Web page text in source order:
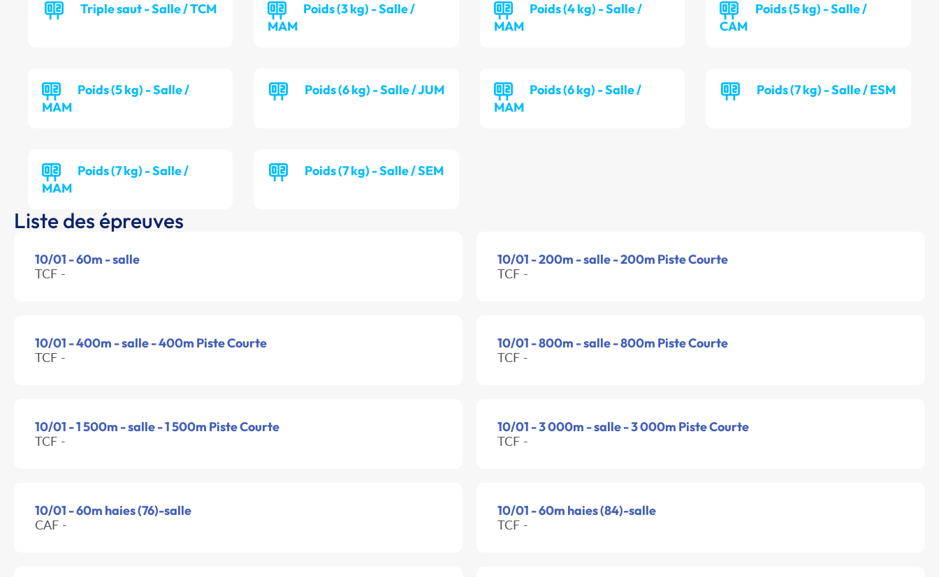
Triple saut - Salle / TCM
Poids (3 kg) - Salle /
MAM
Poids (4 kg) - Salle /
MAM
Poids (5 kg) - Salle /
CAM
Poids (5 kg) - Salle /
MAM
Poids (6 kg) - Salle / JUM
Poids (6 kg) - Salle /
MAM
Poids (7 kg) - Salle / ESM
Poids (7 kg) - Salle /
MAM
Poids (7 kg) - Salle / SEM
Liste des épreuves
10/01 - 60m - salle
TCF -
10/01 - 200m - salle - 200m Piste Courte
TCF -
10/01 - 400m - salle - 400m Piste Courte
TCF -
10/01 - 800m - salle - 800m Piste Courte
TCF -
10/01 - 1 500m - salle - 1 500m Piste Courte
TCF -
10/01 - 3 000m - salle - 3 000m Piste Courte
TCF -
10/01 - 60m haies (76)-salle
CAF -
10/01 - 60m haies (84)-salle
TCF -